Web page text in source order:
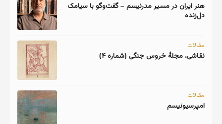
هنر ایران در مسیر مدرنیسم – گفت‌وگو با سیامک
دل‌زنده
مقالات
نقاشی، مجلهٔ خروس جنگی (شماره ۴)
مقالات
امپرسیونیسم